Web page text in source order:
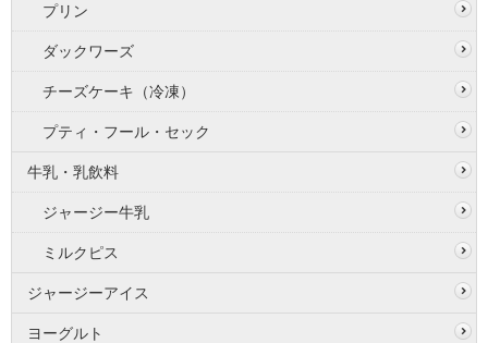
プリン
ダックワーズ
チーズケーキ（冷凍）
プティ・フール・セック
牛乳・乳飲料
ジャージー牛乳
ミルクピス
ジャージーアイス
ヨーグルト